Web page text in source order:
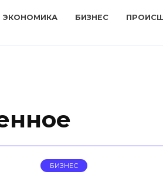
ЭКОНОМИКА БИЗНЕС
БИЗНЕС